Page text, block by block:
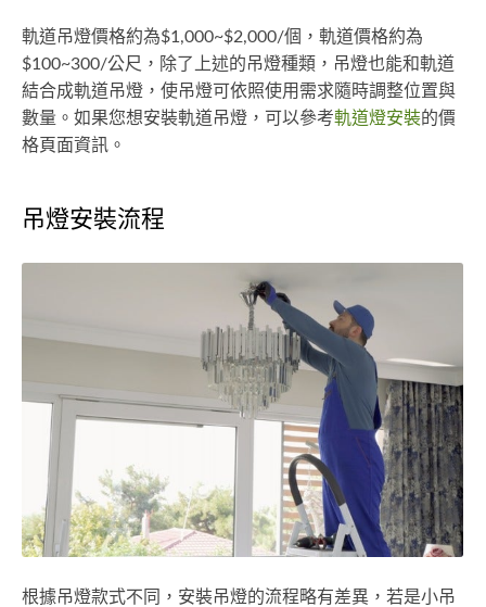
軌道吊燈價格約為$1,000~$2,000/個，軌道價格約為
$100~300/公尺，除了上述的吊燈種類，吊燈也能和軌道
結合成軌道吊燈，使吊燈可依照使用需求隨時調整位置與
數量。如果您想安裝軌道吊燈，可以參考軌道燈安裝的價
格頁面資訊。
吊燈安裝流程
根據吊燈款式不同，安裝吊燈的流程略有差異，若是小吊